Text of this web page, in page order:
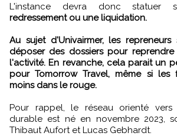
L'instance devra donc
redressement ou une liquidation.
Au sujet d'Univairmer, les
déposer des dossiers pour
l'activité. En revanche, cela parait un
pour Tomorrow Travel, même si les
moins dans le rouge.
Pour rappel, le réseau orienté
durable est né en novembre 2023,
Thibaut Aufort et Lucas Gebhardt.